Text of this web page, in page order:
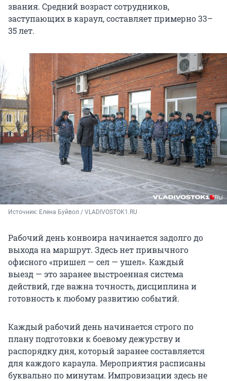
звания. Средний возраст сотрудников,
заступающих в караул, составляет примерно 33–
35 лет.
Источник: Елена Буйвол / VLADIVOSTOK1.RU
Рабочий день конвоира начинается задолго до
выхода на маршрут. Здесь нет привычного
офисного «пришел — сел — ушел». Каждый
выезд — это заранее выстроенная система
действий, где важна точность, дисциплина и
готовность к любому развитию событий.
Каждый рабочий день начинается строго по
плану подготовки к боевому дежурству и
распорядку дня, который заранее составляется
для каждого караула. Мероприятия расписаны
буквально по минутам. Импровизации здесь не